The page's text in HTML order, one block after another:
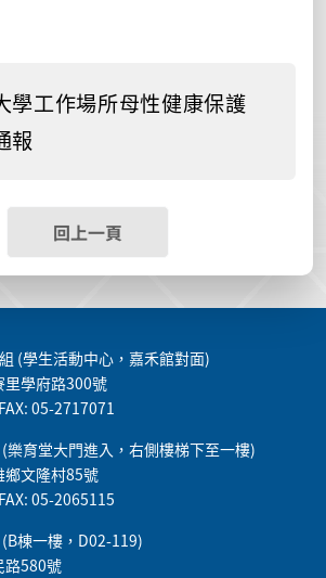
學工作場所母性健康保護
報
回上一頁
(學生活動中心，嘉禾館對面)
學府路300號
05-2717071
樂育堂大門進入，右側樓梯下至一樓)
文隆村85號
05-2065115
棟一樓，D02-119)
路580號